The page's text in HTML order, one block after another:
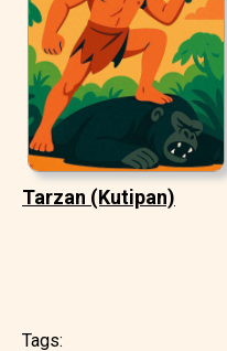
Tarzan (Kutipan)
Tags: